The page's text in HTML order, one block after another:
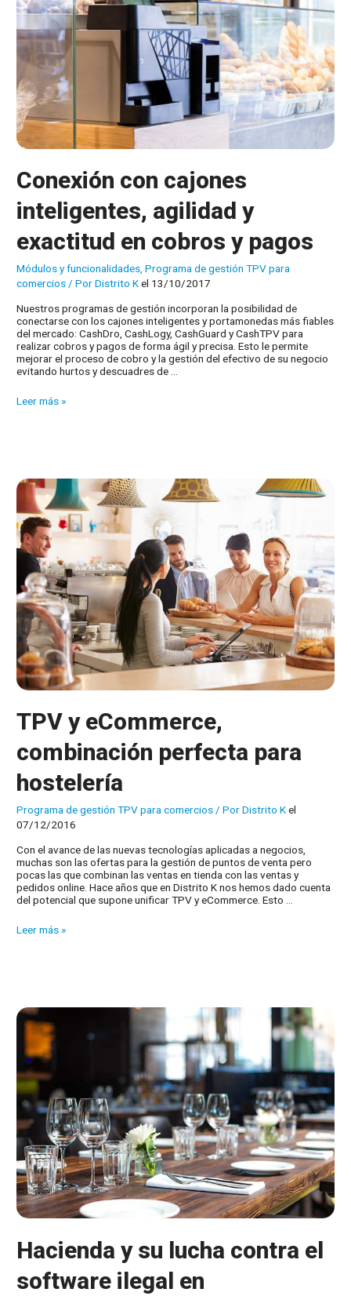
Conexión con cajones
inteligentes, agilidad y
exactitud en cobros y pagos
Módulos y funcionalidades,Programa de gestión TPV para
comercios/ PorDistrito Kel 13/10/2017
Nuestros programas de gestión incorporan la posibilidad de
conectarse con los cajones inteligentes y portamonedas más fiables
del mercado: CashDro, CashLogy, CashGuard y CashTPV para
realizar cobros y pagos de forma ágil y precisa. Esto le permite
mejorar el proceso de cobro y la gestión del efectivo de su negocio
evitando hurtos y descuadres de …
Conexión
en
cobros
y
pagos
Leer más »
TPV y eCommerce,
combinación perfecta para
hostelería
Programa de gestión TPV para comercios / PorDistrito Kel
07/12/2016
Con el avance de las nuevas tecnologías aplicadas a negocios,
muchas son las ofertas para la gestión de puntos de venta pero
pocas las que combinan las ventas en tienda con las ventas y
pedidos online. Hace años que en Distrito K nos hemos dado cuenta
del potencial que supone unificar TPV y eCommerce. Esto …
TPV
Leer más »
Hacienda y su lucha contra el
software ilegal en